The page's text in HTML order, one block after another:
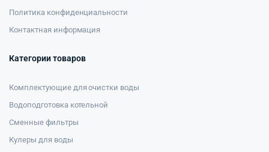
Политика конфиденциальности
Контактная информация
Категории товаров
Комплектующие для очистки воды
Водоподготовка котельной
Сменные фильтры
Кулеры для воды